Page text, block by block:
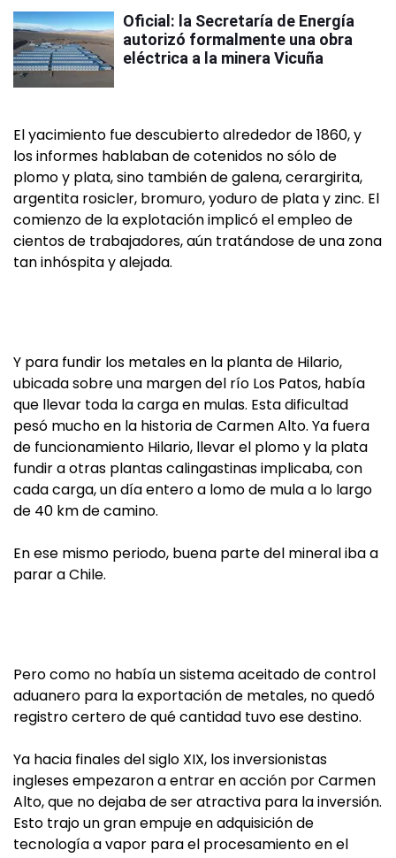
Oficial: la Secretaría de Energía
autorizó formalmente una obra
eléctrica a la minera Vicuña
El yacimiento fue descubierto alrededor de 1860, y
los informes hablaban de cotenidos no sólo de
plomo y plata, sino también de galena, cerargirita,
argentita rosicler, bromuro, yoduro de plata y zinc. El
comienzo de la explotación implicó el empleo de
cientos de trabajadores, aún tratándose de una zona
tan inhóspita y alejada.
Y para fundir los metales en la planta de Hilario,
ubicada sobre una margen del río Los Patos, había
que llevar toda la carga en mulas. Esta dificultad
pesó mucho en la historia de Carmen Alto. Ya fuera
de funcionamiento Hilario, llevar el plomo y la plata
fundir a otras plantas calingastinas implicaba, con
cada carga, un día entero a lomo de mula a lo largo
de 40 km de camino.
En ese mismo periodo, buena parte del mineral iba a
parar a Chile.
Pero como no había un sistema aceitado de control
aduanero para la exportación de metales, no quedó
registro certero de qué cantidad tuvo ese destino.
Ya hacia finales del siglo XIX, los inversionistas
ingleses empezaron a entrar en acción por Carmen
Alto, que no dejaba de ser atractiva para la inversión.
Esto trajo un gran empuje en adquisición de
tecnología a vapor para el procesamiento en el